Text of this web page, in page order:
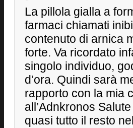
La pillola gialla a
farmaci chiamati
contenuto di arnica
forte. Va ricordato
singolo individuo,
d’ora. Quindi sarà
rapporto con la mia
all’Adnkronos
quasi tutto il resto